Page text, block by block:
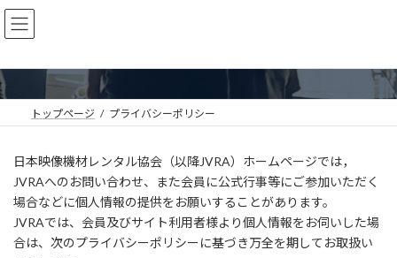
コ
ン
テ
ツ
へ
ナ
ビ
ゲ
シ
ョ
トップページ プライバシーポリシー
日本映像機材レンタル協会（以降JVRA）ホームページでは，
JVRAへのお問い合わせ、また会員に公式行事等にご参加いただく
場合などに個人情報の提供をお願いすることがあります。
JVRAでは、会員及びサイト利用者様より個人情報をお伺いした場
合は、次のプライバシーポリシーに基づき万全を期してお取扱い